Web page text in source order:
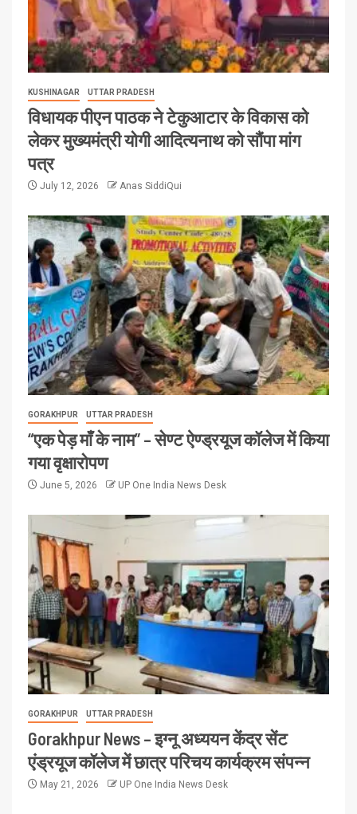
KUSHINAGAR UTTAR PRADESH
विधायक पीएन पाठक ने टेकुआटार के विकास को
लेकर मुख्यमंत्री योगी आदित्यनाथ को सौंपा मांग
पत्र
July 12, 2026 Anas SiddiQui
GORAKHPUR UTTAR PRADESH
“एक पेड़ माँ के नाम” – सेण्ट ऐण्ड्रयूज कॉलेज में किया
गया वृक्षारोपण
June 5, 2026 UP One India News Desk
GORAKHPUR UTTAR PRADESH
Gorakhpur News – इग्नू अध्ययन केंद्र सेंट
एंड्रयूज कॉलेज में छात्र परिचय कार्यक्रम संपन्न
May 21, 2026 UP One India News Desk